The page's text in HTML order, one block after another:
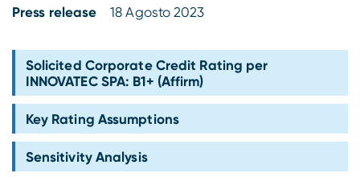
Press release 18 Agosto 2023
Solicited Corporate Credit Rating per
INNOVATEC SPA: B1+ (Affirm)
Key Rating Assumptions
Sensitivity Analysis
Tigran
s-peek
Data Science
API & Plug-N-Play
SGR e fondi
Imprese
Blog
Press center
Contatti
Lavora con noi